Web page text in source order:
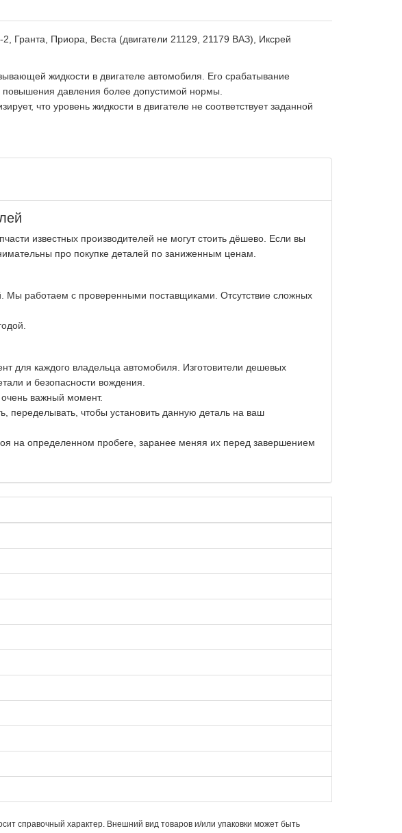
Гранта, Приора, Веста (двигатели 21129, 21179 ВАЗ), Иксрей
жидкости в двигателе автомобиля. Его срабатывание
давления более допустимой нормы.
что уровень жидкости в двигателе не соответствует заданной
известных производителей не могут стоить дёшево. Если вы
про покупке деталей по заниженным ценам.
Мы работаем с проверенными поставщиками. Отсутствие сложных
для каждого владельца автомобиля. Изготовители дешевых
и безопасности вождения.
важный момент.
переделывать, чтобы установить данную деталь на ваш
на определенном пробеге, заранее меняя их перед завершением
справочный характер. Внешний вид товаров и/или упаковки может быть